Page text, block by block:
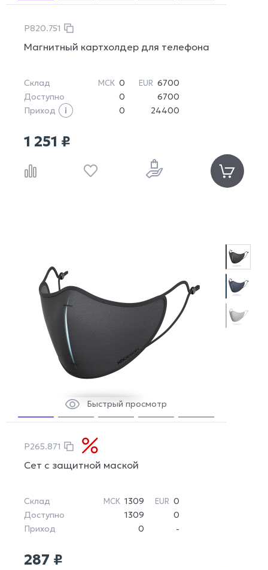
P820.751
Магнитный картхолдер для телефона
Склад МСК 0 EUR 6700
Доступно
0
6700
Приход
0 24400
1 251 ₽
Быстрый просмотр
P265.871
Сет с защитной маской
Склад МСК 1309 EUR 0
Доступно
1309
0
Приход
0 -
287 ₽